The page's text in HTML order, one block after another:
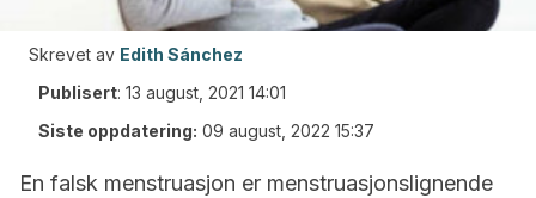
Skrevet av Edith Sánchez
Publisert: 13 august, 2021 14:01
Siste oppdatering: 09 august, 2022 15:37
En falsk menstruasjon er menstruasjonslignende